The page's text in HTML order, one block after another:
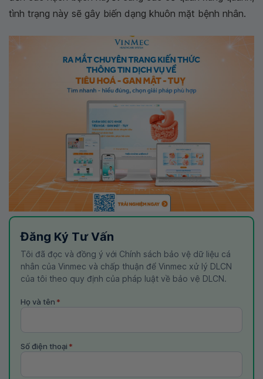
tình trạng này sẽ gây biến dạng khuôn mặt bệnh nhân.
Đăng Ký Tư Vấn
Tôi đã đọc và đồng ý với Chính sách bảo vệ dữ liệu cá
nhân của Vinmec và chấp thuận để Vinmec xử lý DLCN
của tôi theo quy định của pháp luật về bảo vệ DLCN.
Họ và tên *
Số điện thoại *